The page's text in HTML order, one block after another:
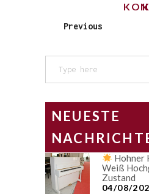
Previous
NEUESTE
Hohner
Weiß
Zustand
04/08/